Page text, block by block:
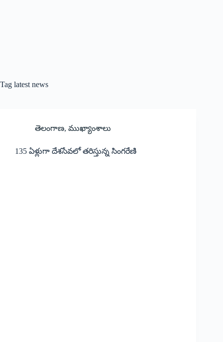
Tag latest news
తెలంగాణ, ముఖ్యాంశాలు
135 ఏళ్లుగా దేశ‌సేవ‌లో త‌రిస్తున్న సింగ‌రేణి